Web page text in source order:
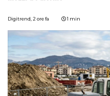
Digitrend,2 ore fa 1 min